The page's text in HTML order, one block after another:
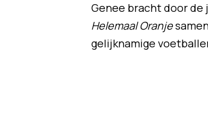
Genee bracht door
Helemaal Oranje
gelijknamige